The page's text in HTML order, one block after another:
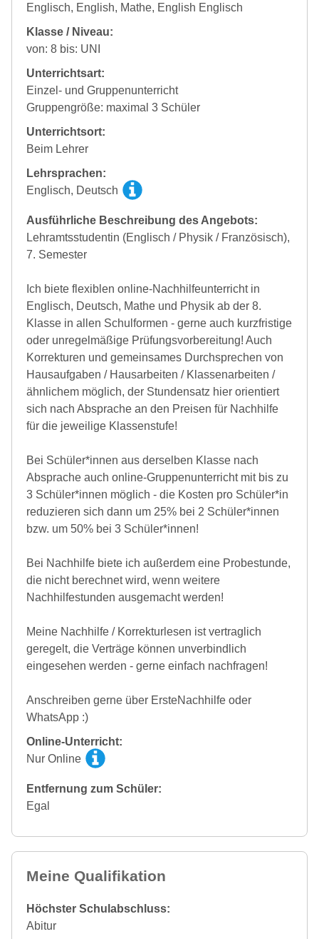
Englisch, English, Mathe, English Englisch
Klasse / Niveau:
von: 8 bis: UNI
Unterrichtsart:
Einzel- und Gruppenunterricht
Gruppengröße: maximal 3 Schüler
Unterrichtsort:
Beim Lehrer
Lehrsprachen:
Englisch, Deutsch
Ausführliche Beschreibung des Angebots:
Lehramtsstudentin (Englisch / Physik / Französisch),
7. Semester
Ich biete flexiblen online-Nachhilfeunterricht in
Englisch, Deutsch, Mathe und Physik ab der 8.
Klasse in allen Schulformen - gerne auch kurzfristige
oder unregelmäßige Prüfungsvorbereitung! Auch
Korrekturen und gemeinsames Durchsprechen von
Hausaufgaben / Hausarbeiten / Klassenarbeiten /
ähnlichem möglich, der Stundensatz hier orientiert
sich nach Absprache an den Preisen für Nachhilfe
für die jeweilige Klassenstufe!
Bei Schüler*innen aus derselben Klasse nach
Absprache auch online-Gruppenunterricht mit bis zu
3 Schüler*innen möglich - die Kosten pro Schüler*in
reduzieren sich dann um 25% bei 2 Schüler*innen
bzw. um 50% bei 3 Schüler*innen!
Bei Nachhilfe biete ich außerdem eine Probestunde,
die nicht berechnet wird, wenn weitere
Nachhilfestunden ausgemacht werden!
Meine Nachhilfe / Korrekturlesen ist vertraglich
geregelt, die Verträge können unverbindlich
eingesehen werden - gerne einfach nachfragen!
Anschreiben gerne über ErsteNachhilfe oder
WhatsApp :)
Online-Unterricht:
Nur Online
Entfernung zum Schüler:
Egal
Meine Qualifikation
Höchster Schulabschluss:
Abitur